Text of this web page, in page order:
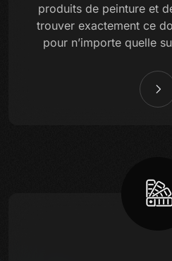
produits de peinture et
trouver exactement ce
pour n’importe quelle